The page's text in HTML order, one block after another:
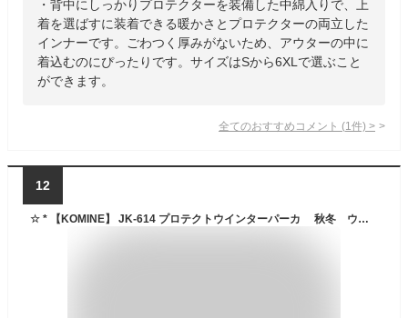
・背中にしっかりプロテクターを装備した中綿入りで、上
着を選ばすに装着できる暖かさとプロテクターの両立した
インナーです。ごわつく厚みがないため、アウターの中に
着込むのにぴったりです。サイズはSから6XLで選ぶこと
ができます。
全てのおすすめコメント (1 件) >
12
☆ * 【KOMINE】 JK-614 プロテクトウインターパーカ 秋冬 ウインタージャケット 冬用 防寒 メンズ ツーリング コミネ 【バイク用品】